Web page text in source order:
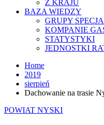
Z KRAJU
BAZA WIEDZY
GRUPY
KOMPANIE
STATYSTYKI
JEDNOSTKI
Home
2019
sierpień
Dachowanie na trasie
POWIAT NYSKI